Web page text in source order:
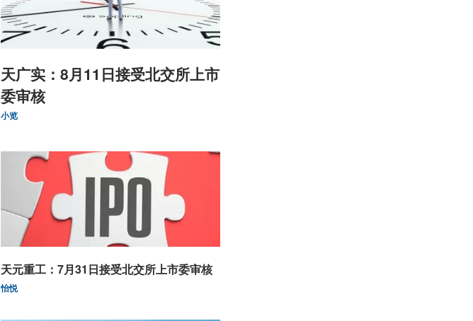
天广实：8月11日接受北交所上市
委审核
小览
天元重工：7月31日接受北交所上市委审核
怡悦